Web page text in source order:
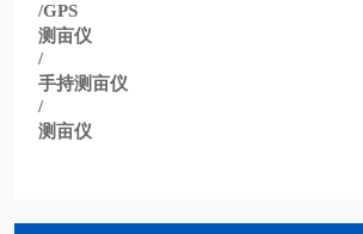
/GPS
测亩仪
/
手持测亩仪
/
测亩仪